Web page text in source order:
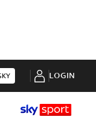
LOGIN